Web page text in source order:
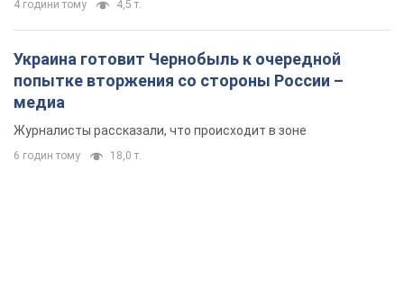
4 години тому 4,5 т.
Украина готовит Чернобыль к очередной
попытке вторжения со стороны России –
медиа
Журналисты рассказали, что происходит в зоне
6 годин тому 18,0 т.